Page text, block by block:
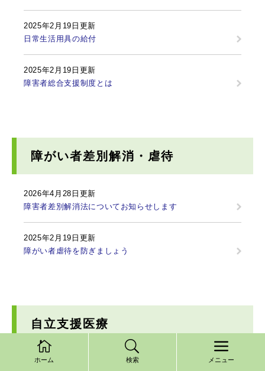
ホーム 検索 メニュー
2025年2月19日更新
日常生活用具の給付
2025年2月19日更新
障害者総合支援制度とは
障がい者差別解消・虐待
2026年4月28日更新
障害者差別解消法についてお知らせします
2025年2月19日更新
障がい者虐待を防ぎましょう
自立支援医療
2026年8月1日更新